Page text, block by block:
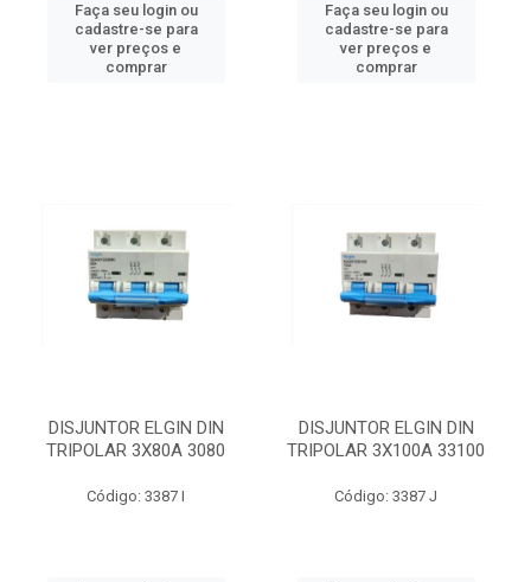
Faça seu login ou
cadastre-se para
ver preços e
comprar
Faça seu login ou
cadastre-se para
ver preços e
comprar
DISJUNTOR ELGIN DIN
TRIPOLAR 3X80A 3080
Código: 3387 I
DISJUNTOR ELGIN DIN
TRIPOLAR 3X100A 33100
Código: 3387 J